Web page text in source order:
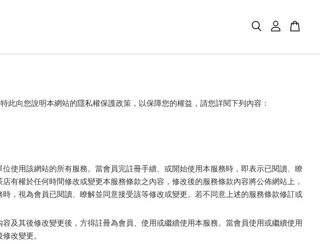
向您說明本網站的隱私權保護政策，以保障您的權益，請您詳閱下列內容：
使用該網站的所有服務。當會員完註冊手續、或開始使用本服務時，即表示已閱讀、瞭
有權於任何時間修改或變更本服務條款之內容，修改後的服務條款內容將公佈網站上，
，視為會員已閱讀、瞭解並同意接受該等修改或變更。若不同意上述的服務條款修訂或
及其後修改變更後，方得註冊為會員、使用或繼續使用本服務。當會員使用或繼續使用
改變更。